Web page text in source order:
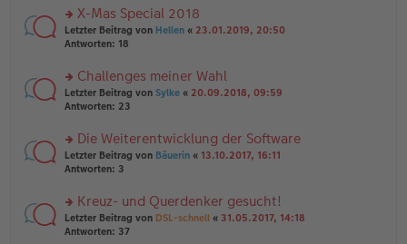
ei
tr
a
es
e
n
er
ei
tr
a
u
n
g
es
e
n
er
ei
tr
a
rs
te
n
g
el
e
n
er
tr
a
g
X-Mas Special 2018
Letzter Beitrag von Hellen « 23.01.2019, 20:50
Antworten: 18
rs
te
n
g
el
e
n
er
Challenges meiner Wahl
Letzter Beitrag von Sylke « 20.09.2018, 09:59
Antworten: 23
rs
te
n
g
el
Die Weiterentwicklung der Software
Letzter Beitrag von Bäuerin « 13.10.2017, 16:11
Antworten: 3
rs
te
Kreuz- und Querdenker gesucht!
Letzter Beitrag von DSL-schnell « 31.05.2017, 14:18
Antworten: 37